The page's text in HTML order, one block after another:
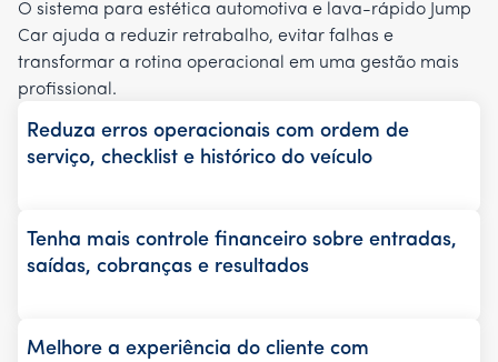
O sistema para estética automotiva e lava-rápido Jump
Car ajuda a reduzir retrabalho, evitar falhas e
transformar a rotina operacional em uma gestão mais
profissional.
Reduza erros operacionais com ordem de
serviço, checklist e histórico do veículo
Tenha mais controle financeiro sobre entradas,
saídas, cobranças e resultados
Melhore a experiência do cliente com